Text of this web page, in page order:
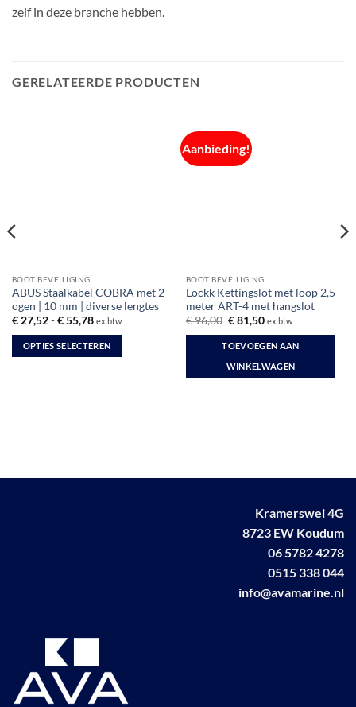
zelf in deze branche hebben.
GERELATEERDE PRODUCTEN
BOOT BEVEILIGING
ABUS Staalkabel COBRA met 2
ogen | 10 mm | diverse lengtes
€27,52 - €55,78Prijsklasse:
tot
€ 55,78
ex btw
OPTIES SELECTEREN
kan
Aanbieding!
BOOT BEVEILIGING
Lockk Kettingslot met loop 2,5
meter ART-4 met hangslot
€96,00 Oorspronkelijke
was:
€ 96,00.
€81,50Huidige
is:
€ 81,50.
ex btw
TOEVOEGEN AAN
WINKELWAGEN
Kramerswei 4G
8723 EW Koudum
06 5782 4278
0515 338 044
info@avamarine.nl